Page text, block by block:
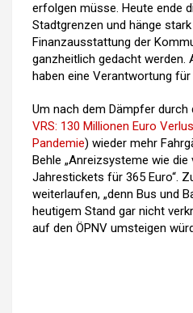
erfolgen müsse. Heute ende
Stadtgrenzen und hänge
Finanzausstattung der
ganzheitlich gedacht werden.
haben eine Verantwortung für
Um nach dem Dämpfer
VRS: 130 Millionen Euro
Pandemie) wieder mehr
Behle „Anreizsysteme wie
Jahrestickets für 365 Euro“.
weiterlaufen, „denn Bus und
heutigem Stand gar nicht
auf den ÖPNV umsteigen